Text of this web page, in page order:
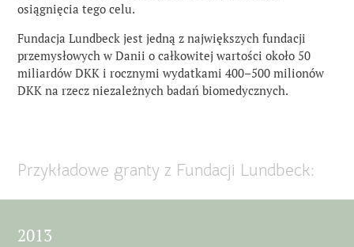
osiągnięcia tego celu.
Fundacja Lundbeck jest jedną z największych fundacji
przemysłowych w Danii o całkowitej wartości około 50
miliardów DKK i rocznymi wydatkami 400–500 milionów
DKK na rzecz niezależnych badań biomedycznych.
Przykładowe granty z Fundacji Lundbeck:
2013